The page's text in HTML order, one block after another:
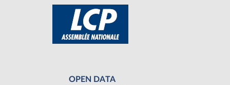
OPEN DATA